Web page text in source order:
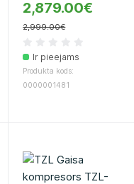
2,879.00€
2,999.00€
Ir pieejams
Produkta kods:
0000001481